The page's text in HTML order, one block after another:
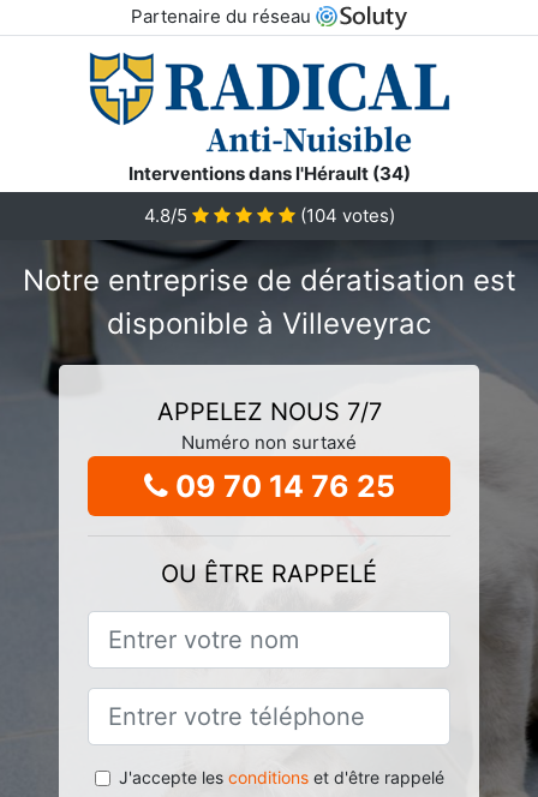
Partenaire du réseau
Interventions dans l'Hérault (34)
4.8/5
(104 votes)
Notre entreprise de dératisation est
disponible à Villeveyrac
APPELEZ NOUS 7/7
Numéro non surtaxé
09 70 14 76 25
OU ÊTRE RAPPELÉ
J'accepte les conditionset d'être rappelé